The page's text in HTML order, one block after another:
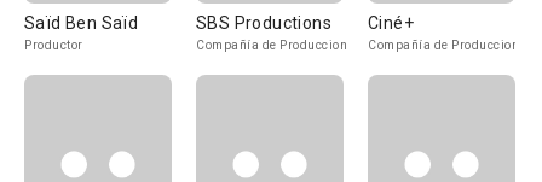
Saïd Ben Saïd
Productor
SBS Productions
Compañía de Produccion
Ciné+
Compañía de Produccion